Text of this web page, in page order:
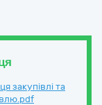
закупівлі та